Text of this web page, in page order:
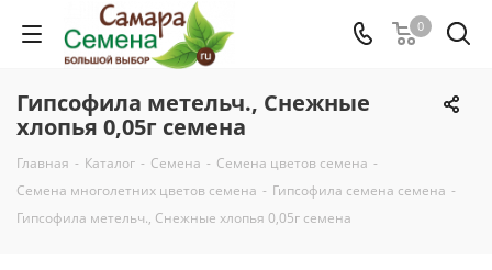
0
Гипсофила метельч., Снежные
хлопья 0,05г семена
Главная - Каталог - Семена - Семена цветов семена -
Семена многолетних цветов семена - Гипсофила семена семена -
Гипсофила метельч., Снежные хлопья 0,05г семена